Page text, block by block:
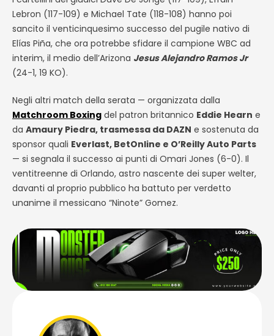
Lebron (117-109) e Michael Tate (118-108) hanno poi
sancito il venticinquesimo successo del pugile nativo di
Elías Piña, che ora potrebbe sfidare il campione WBC ad
interim, il medio dell’Arizona Jesus Alejandro Ramos Jr
(24-1, 19 KO).
Negli altri match della serata — organizzata dalla
Matchroom Boxing del patron britannico Eddie Hearn e
da Amaury Piedra, trasmessa da DAZN e sostenuta da
sponsor quali Everlast, BetOnline e O’Reilly Auto Parts
— si segnala il successo ai punti di Omari Jones (6-0). Il
ventitreenne di Orlando, astro nascente dei super welter,
davanti al proprio pubblico ha battuto per verdetto
unanime il messicano “Ninote” Gomez.